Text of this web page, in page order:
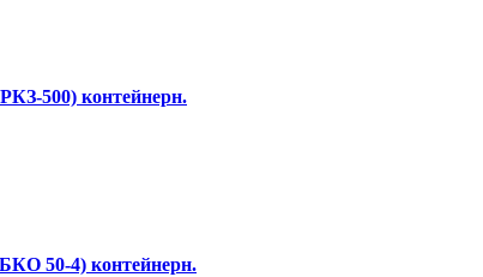
500) контейнерн.
50-4) контейнерн.